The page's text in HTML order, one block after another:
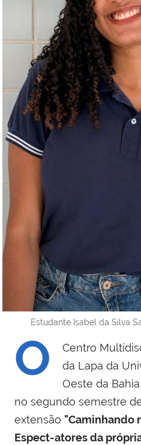
Estudante Isabel da Silva
O
Centro
da Lapa da
Oeste da
no segundo semestre
extensão "Caminhando
Espect-atores da